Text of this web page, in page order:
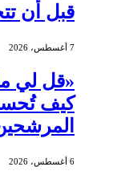
قبل أن
7 أغسطس، 2026
«قل لي
كيف تُحسم
6 أغسطس، 2026